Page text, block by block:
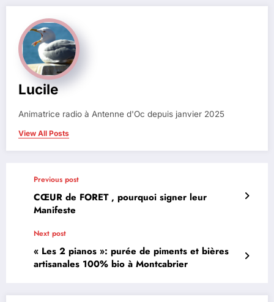
Lucile
Animatrice radio à Antenne d'Oc depuis janvier 2025
View All Posts
Previous post
CŒUR de FORET , pourquoi signer leur
Manifeste
Next post
« Les 2 pianos »: purée de piments et bières
artisanales 100% bio à Montcabrier